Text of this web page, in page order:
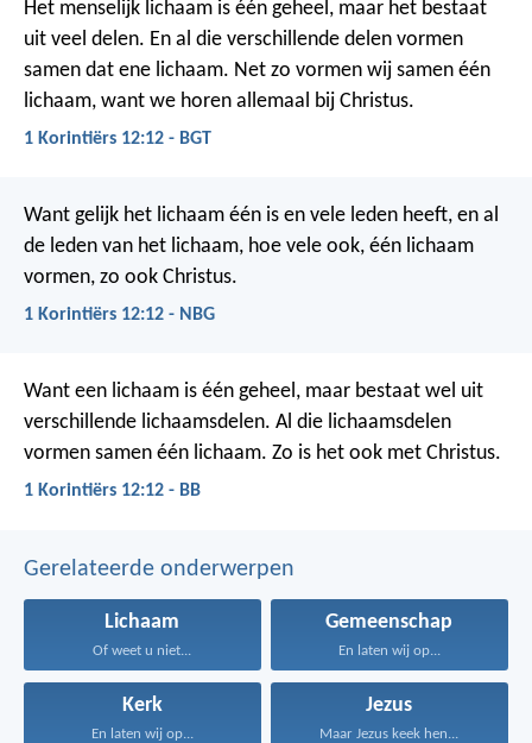
Het menselijk lichaam is één geheel, maar het bestaat
uit veel delen. En al die verschillende delen vormen
samen dat ene lichaam. Net zo vormen wij samen één
lichaam, want we horen allemaal bij Christus.
1 Korintiërs 12:12 - BGT
Want gelijk het lichaam één is en vele leden heeft, en al
de leden van het lichaam, hoe vele ook, één lichaam
vormen, zo ook Christus.
1 Korintiërs 12:12 - NBG
Want een lichaam is één geheel, maar bestaat wel uit
verschillende lichaamsdelen. Al die lichaamsdelen
vormen samen één lichaam. Zo is het ook met Christus.
1 Korintiërs 12:12 - BB
Gerelateerde onderwerpen
Lichaam
Of weet u niet...
Gemeenschap
En laten wij op...
Kerk
En laten wij op...
Jezus
Maar Jezus keek hen...